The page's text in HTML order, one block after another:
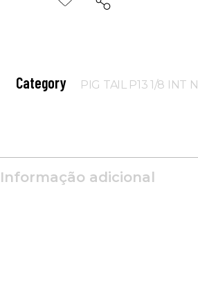
Category PIG TAIL P13 1/8 INT
Informação adicional